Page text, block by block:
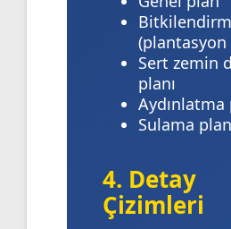
(plantasyon
Sert zemin
planı
Aydınlatma
Sulama
4. Detay
Çizimleri